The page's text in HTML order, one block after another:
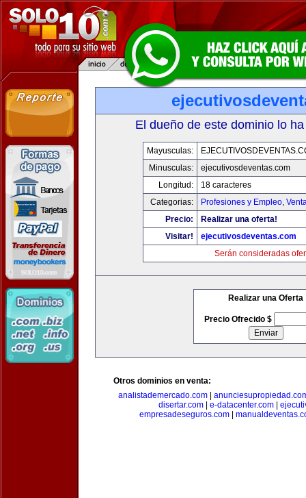
El dueño de este dominio lo
Mayusculas:
Minusculas:
ejecutivosdeventas.com
Longitud:
18 caracteres
Categorias:
Profesiones y Empleo,
Precio:
Realizar una oferta!
Visitar!
ejecutivosdeventas.com
Serán consideradas
Realizar una Oferta
Precio Ofrecido $
Otros dominios en venta:
analistademercado.com
disertar.com| e-datacenter.com|
empresadeseguros.com